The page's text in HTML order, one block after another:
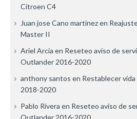
Citroen C4
Juan jose Cano martinezen
Master II
Ariel Arcia en Reseteo aviso de
Outlander 2016-2020
anthony santos en Restablecer
2018-2020
Pablo Rivera en Reseteo aviso de
Outlander 2016-2020